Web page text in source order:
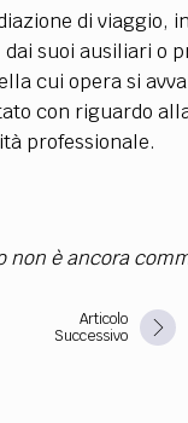
STORIA E
Scienze
di viaggio,
suoi ausiliari o
cui opera si
con riguardo
professionale.
non è ancora
Articolo
Successivo